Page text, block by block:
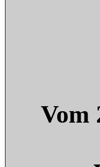
Vom